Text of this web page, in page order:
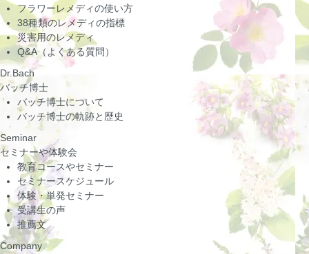
フラワーレメディの使い方
38種類のレメディの指標
災害用のレメディ
Q&A（よくある質問）
Dr.Bach
バッチ博士
バッチ博士について
バッチ博士の軌跡と歴史
Seminar
セミナーや体験会
教育コースやセミナー
セミナースケジュール
体験・単発セミナー
受講生の声
推薦文
Company